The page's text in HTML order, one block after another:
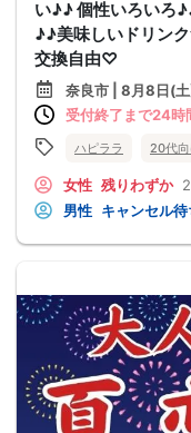
い♪♪ 個性いろいろ
♪♪美味しいドリン
交換自由♡
奈良市 | 8月8日(
受付終了まで24時
ハピララ 20代
女性 残りわずか
男性 キャンセル待